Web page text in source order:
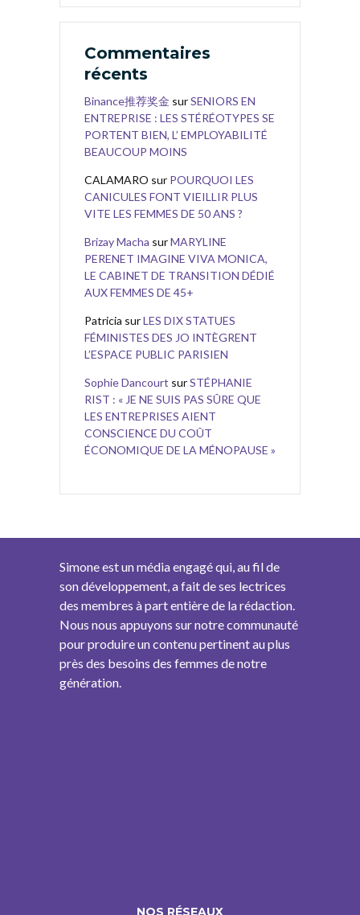
Commentaires
récents
Binance推荐奖金 surSENIORS EN
ENTREPRISE : LES STÉRÉOTYPES SE
PORTENT BIEN, L’ EMPLOYABILITÉ
BEAUCOUP MOINS
CALAMARO sur POURQUOI LES
CANICULES FONT VIEILLIR PLUS
VITE LES FEMMES DE 50 ANS ?
Brizay Macha surMARYLINE
PERENET IMAGINE VIVA MONICA,
LE CABINET DE TRANSITION DÉDIÉ
AUX FEMMES DE 45+
Patricia surLES DIX STATUES
FÉMINISTES DES JO INTÈGRENT
L’ESPACE PUBLIC PARISIEN
Sophie Dancourt surSTÉPHANIE
RIST : « JE NE SUIS PAS SÛRE QUE
LES ENTREPRISES AIENT
CONSCIENCE DU COÛT
ÉCONOMIQUE DE LA MÉNOPAUSE »
Simone est un média engagé qui, au fil de
son développement, a fait de ses lectrices
des membres à part entière de la rédaction.
Nous nous appuyons sur notre communauté
pour produire un contenu pertinent au plus
près des besoins des femmes de notre
génération.
NOS RÉSEAUX